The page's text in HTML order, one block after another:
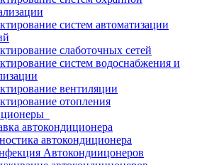
систем автоматизации
слаботочных сетей
систем водоснабжения и
вентиляции
отопления
автокондиционера
автокондиционера
Автокондиицонеров